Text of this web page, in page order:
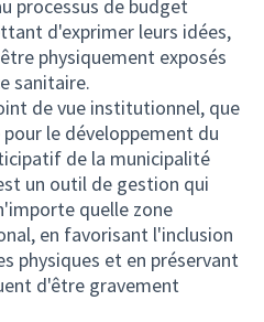
processus de budget
d'exprimer leurs idées,
physiquement exposés
sanitaire.
de vue institutionnel, que
le développement du
de la municipalité
un outil de gestion qui
quelle zone
en favorisant l'inclusion
physiques et en préservant
d'être gravement